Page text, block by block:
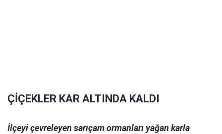
ÇİÇEKLER KAR ALTINDA KALDI
İlçeyi çevreleyen sarıçam ormanları yağan karla